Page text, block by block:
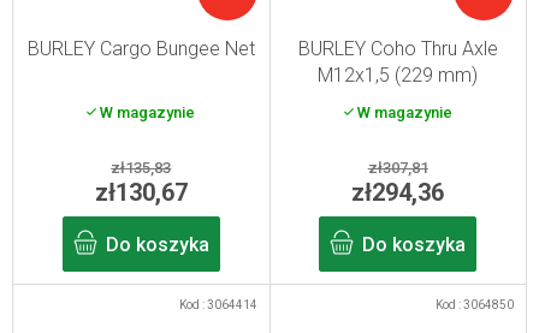
BURLEY Cargo Bungee Net
W magazynie
zł135,83
zł130,67
Do koszyka
BURLEY Coho Thru Axle
M12x1,5 (229 mm)
W magazynie
zł307,81
zł294,36
Do koszyka
Kod :3064414 Kod :3064850